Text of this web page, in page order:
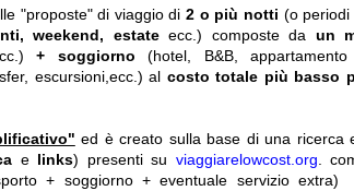
"proposte" di viaggio di2 o più notti (o
weekend, estateecc.) composte da un
+ soggiorno (hotel, B&B,
escursioni,ecc.) al costo totale più basso
ed è creato sulla base di una ricerca
e links) presenti su viaggiarelowcost.org .
+ soggiorno + eventuale servizio extra)